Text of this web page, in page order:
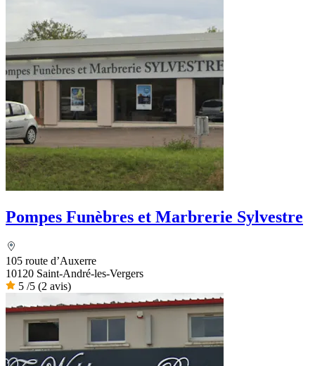
Pompes Funèbres et Marbrerie Sylvestre
105 route d’Auxerre
10120 Saint-André-les-Vergers
5 /5 (2 avis)